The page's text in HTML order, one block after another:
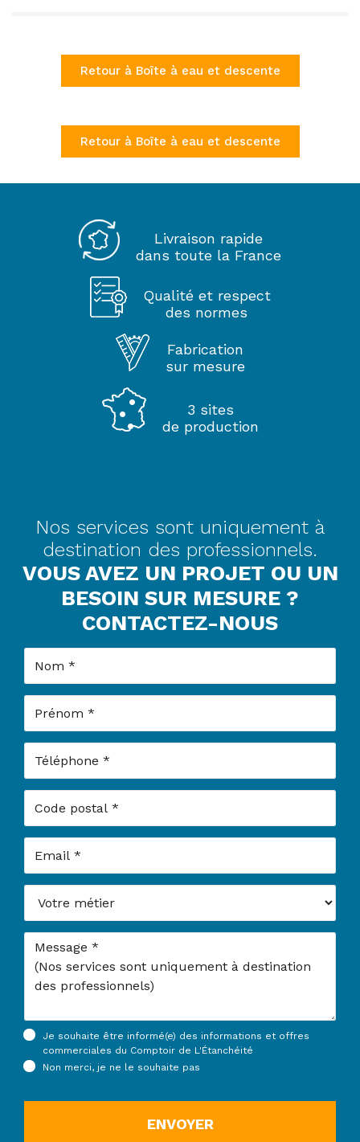
Retour à Boîte à eau et descente
Retour à Boîte à eau et descente
Livraison rapide
dans toute la France
Qualité et respect
des normes
Fabrication
sur mesure
3 sites
de production
Nos services sont uniquement à
destination des professionnels.
VOUS AVEZ UN PROJET OU UN
BESOIN SUR MESURE ?
CONTACTEZ-NOUS
Message
Je souhaite être informé(e) des informations et offres
commerciales du Comptoir de L'Étanchéité
Non merci, je ne le souhaite pas
ENVOYER